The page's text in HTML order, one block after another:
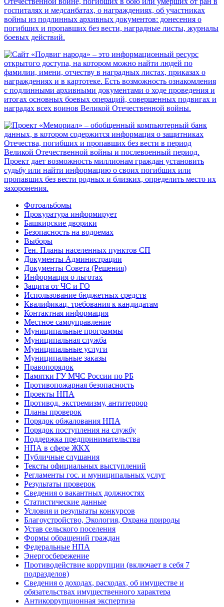
Фотоальбомы
Прокуратура информирует
Башкирские дворики
Безопасность на водоемах
Выборы
Ген. Планы населенных пунктов СП
Документы Администрации
Документы Совета (Решения)
Информация о льготах
Защита от ЧС и ГО
Использование бюджетных средств
Квалификац. требования к кандидатам
Контактная информация
Местное самоуправление
Муниципальные программы
Муниципальная служба
Муниципальные услуги
Муниципальные заказы
Правопорядок
Памятки ГУ МЧС России по РБ
Противопожарная безопасность
Проекты НПА
Противод. экстремизму, антитеррор
Планы проверок
Порядок обжалования НПА
Порядок поступления на службу
Поддержка предпринимательства
НПА в сфере ЖКХ
Публичные слушания
Тексты официальных выступлений
Регламенты гос. и муниципальных услуг
Результаты проверок
Сведения о вакантных должностях
Статистические данные
Условия и результаты конкурсов
Благоустройство, Экология, Охрана природы
Устав сельского поселения
Формы обращений граждан
Федеральные НПА
Энергосбережение
Противодействие коррупции (включает в себя 7
подразделов)
Сведения о доходах, расходах, об имуществе и
обязательствах имущественного характера
Антикоррупционная экспертиза